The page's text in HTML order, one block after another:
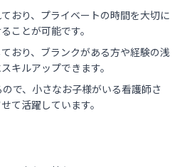
おり、プライベートの時間を大切に
ことが可能です。
おり、ブランクがある方や経験の浅
キルアップできます。
で、小さなお子様がいる看護師さ
て活躍しています。